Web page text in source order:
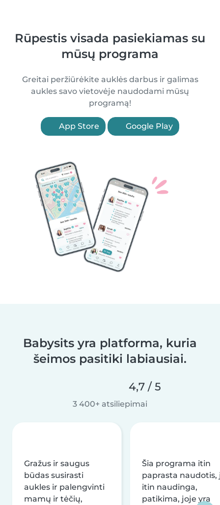
Rūpestis visada pasiekiamas su
mūsų programa
Greitai peržiūrėkite auklės darbus ir galimas
aukles savo vietovėje naudodami mūsų
programą!
App Store Google Play
Babysits yra platforma, kuria
šeimos pasitiki labiausiai.
4,7 / 5
3 400+ atsiliepimai
Gražus ir saugus
būdas susirasti
aukles ir palengvinti
mamų ir tėčių,
Šia programa itin
paprasta naudotis,
itin naudinga,
patikima, joje yra